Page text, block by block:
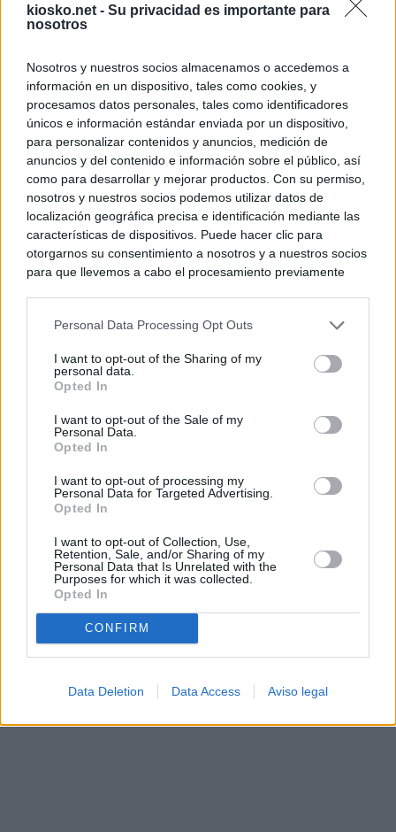
kiosko.net - Su privacidad es importante para
nosotros
Nosotros y nuestros socios almacenamos o accedemos a
información en un dispositivo, tales como cookies, y
procesamos datos personales, tales como identificadores
únicos e información estándar enviada por un dispositivo,
para personalizar contenidos y anuncios, medición de
anuncios y del contenido e información sobre el público, así
como para desarrollar y mejorar productos. Con su permiso,
nosotros y nuestros socios podemos utilizar datos de
localización geográfica precisa e identificación mediante las
características de dispositivos. Puede hacer clic para
otorgarnos su consentimiento a nosotros y a nuestros socios
para que llevemos a cabo el procesamiento previamente
negar su consentimiento. Tenga en cuenta que algún
de su consentimiento, pero usted tiene el derecho de
rechazar tal procesamiento. Sus preferencias se aplicarán
cualquier momento entrando de nuevo en este sitio web o
visitando nuestra política de privacidad.
Personal Data Processing Opt Outs
I want to opt-out of the Sharing of my
personal data.
Opted In
I want to opt-out of the Sale of my
Personal Data.
Opted In
I want to opt-out of processing my
Personal Data for Targeted Advertising.
Opted In
I want to opt-out of Collection, Use,
Retention, Sale, and/or Sharing of my
Personal Data that Is Unrelated with the
Purposes for which it was collected.
Opted In
CONFIRM
Data Deletion Data Access Aviso legal